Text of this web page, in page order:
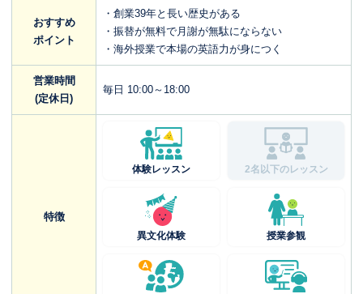
おすすめ
ポイント
・創業39年と長い歴史がある
・振替が無料で月謝が無駄にならない
・海外授業で本場の英語力が身につく
営業時間
(定休日)
毎日 10:00～18:00
特徴
体験レッスン 2名以下のレッスン
異文化体験 授業参観